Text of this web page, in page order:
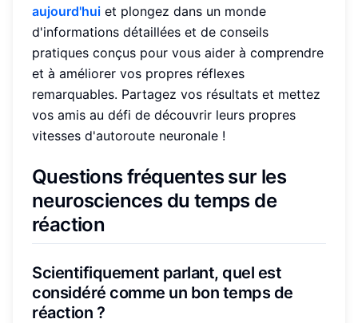
aujourd'hui et plongez dans un monde
d'informations détaillées et de conseils
pratiques conçus pour vous aider à comprendre
et à améliorer vos propres réflexes
remarquables. Partagez vos résultats et mettez
vos amis au défi de découvrir leurs propres
vitesses d'autoroute neuronale !
Questions fréquentes sur les
neurosciences du temps de
réaction
Scientifiquement parlant, quel est
considéré comme un bon temps de
réaction ?